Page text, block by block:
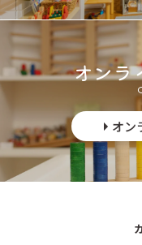
オンラ
オン